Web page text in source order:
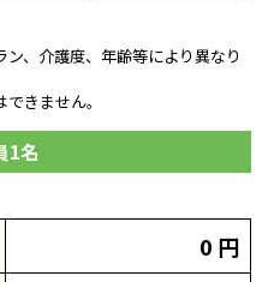
、介護度、年齢等により異なり
きません。
1名
0 円